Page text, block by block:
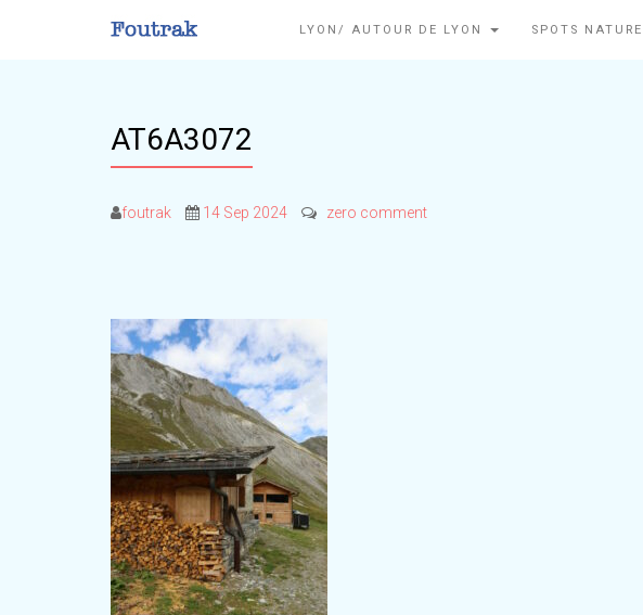
LYON/ AUTOUR DE LYON SPOTS NATURE
AT6A3072
foutrak 14 Sep 2024 zero comment